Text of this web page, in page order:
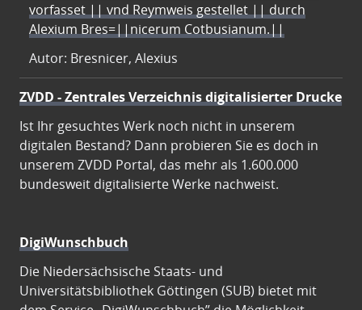
vorfasset || vnd Reymweis gestellet || durch
Alexium Bres=||nicerum Cotbusianum.||
Autor: Bresnicer, Alexius
ZVDD - Zentrales Verzeichnis digitalisierter Drucke
Ist Ihr gesuchtes Werk noch nicht in unserem
digitalen Bestand? Dann probieren Sie es doch in
unserem ZVDD Portal, das mehr als 1.600.000
bundesweit digitalisierte Werke nachweist.
DigiWunschbuch
Die Niedersächsische Staats- und
Universitätsbibliothek Göttingen (SUB) bietet mit